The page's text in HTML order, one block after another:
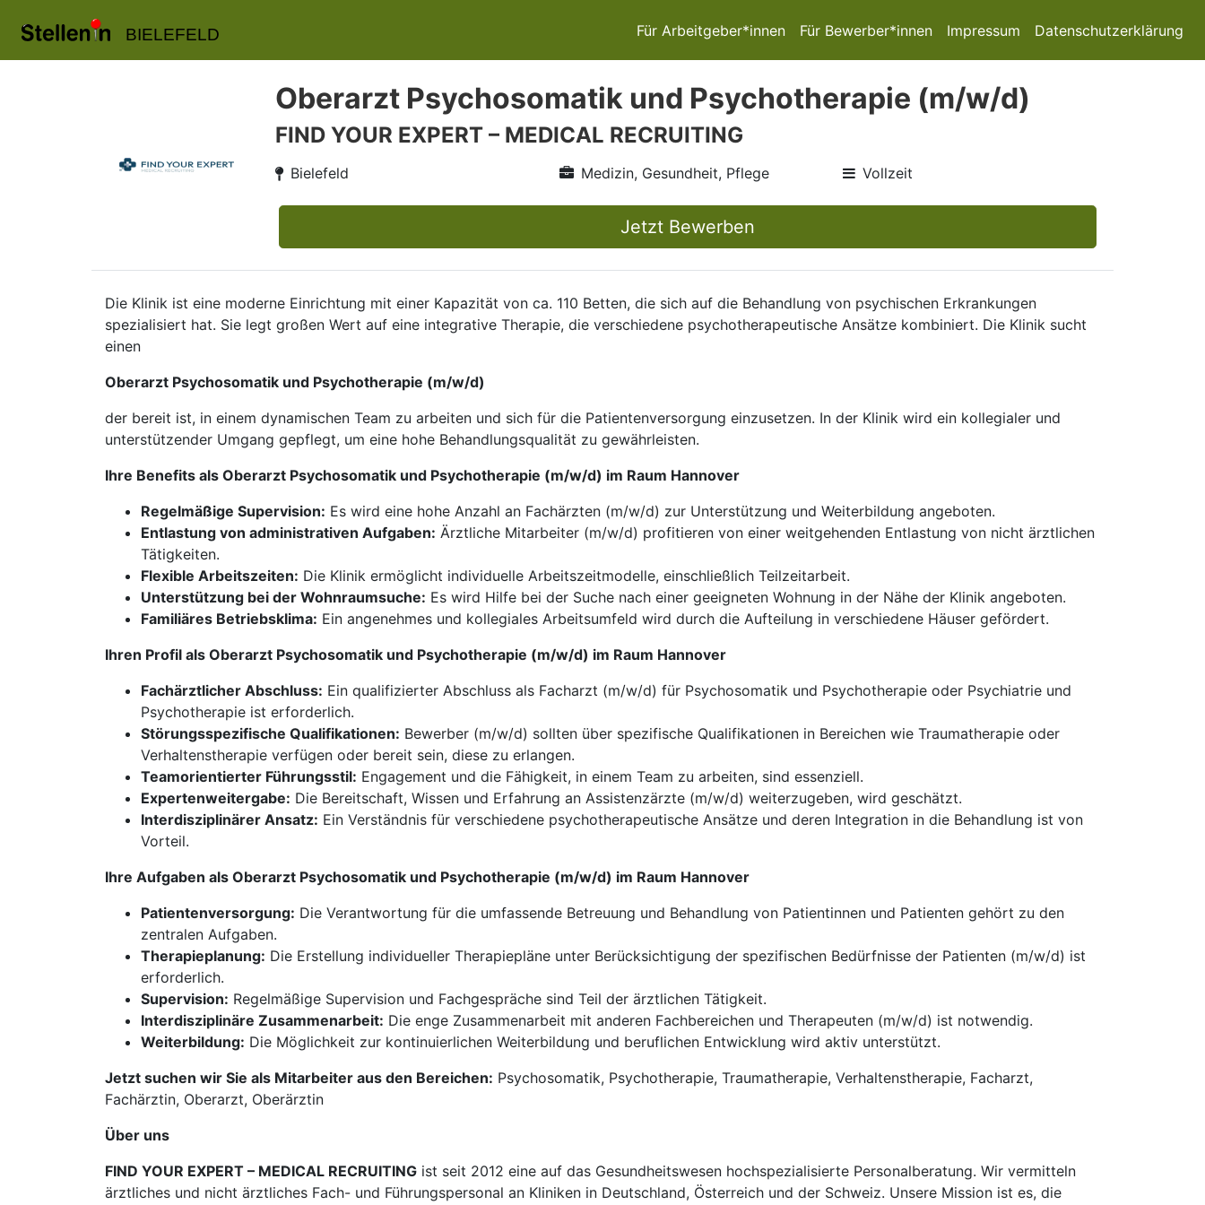
BIELEFELD Für Arbeitgeber*innen Für Bewerber*innen Impressum Datenschutzerklärung
Oberarzt Psychosomatik und Psychotherapie (m/w/d)
FIND YOUR EXPERT – MEDICAL RECRUITING
Bielefeld Medizin, Gesundheit, Pflege Vollzeit
Jetzt Bewerben
Die Klinik ist eine moderne Einrichtung mit einer Kapazität von ca. 110 Betten, die sich auf die Behandlung von psychischen Erkrankungen
spezialisiert hat. Sie legt großen Wert auf eine integrative Therapie, die verschiedene psychotherapeutische Ansätze kombiniert. Die Klinik sucht
einen
Oberarzt Psychosomatik und Psychotherapie (m/w/d)
der bereit ist, in einem dynamischen Team zu arbeiten und sich für die Patientenversorgung einzusetzen. In der Klinik wird ein kollegialer und
unterstützender Umgang gepflegt, um eine hohe Behandlungsqualität zu gewährleisten.
Ihre Benefits als Oberarzt Psychosomatik und Psychotherapie (m/w/d) im Raum Hannover
Regelmäßige Supervision: Es wird eine hohe Anzahl an Fachärzten (m/w/d) zur Unterstützung und Weiterbildung angeboten.
Entlastung von administrativen Aufgaben: Ärztliche Mitarbeiter (m/w/d) profitieren von einer weitgehenden Entlastung von nicht ärztlichen
Tätigkeiten.
Flexible Arbeitszeiten: Die Klinik ermöglicht individuelle Arbeitszeitmodelle, einschließlich Teilzeitarbeit.
Unterstützung bei der Wohnraumsuche: Es wird Hilfe bei der Suche nach einer geeigneten Wohnung in der Nähe der Klinik angeboten.
Familiäres Betriebsklima: Ein angenehmes und kollegiales Arbeitsumfeld wird durch die Aufteilung in verschiedene Häuser gefördert.
Ihren Profil als Oberarzt Psychosomatik und Psychotherapie (m/w/d) im Raum Hannover
Fachärztlicher Abschluss: Ein qualifizierter Abschluss als Facharzt (m/w/d) für Psychosomatik und Psychotherapie oder Psychiatrie und
Psychotherapie ist erforderlich.
Störungsspezifische Qualifikationen: Bewerber (m/w/d) sollten über spezifische Qualifikationen in Bereichen wie Traumatherapie oder
Verhaltenstherapie verfügen oder bereit sein, diese zu erlangen.
Teamorientierter Führungsstil: Engagement und die Fähigkeit, in einem Team zu arbeiten, sind essenziell.
Expertenweitergabe: Die Bereitschaft, Wissen und Erfahrung an Assistenzärzte (m/w/d) weiterzugeben, wird geschätzt.
Interdisziplinärer Ansatz: Ein Verständnis für verschiedene psychotherapeutische Ansätze und deren Integration in die Behandlung ist von
Vorteil.
Ihre Aufgaben als Oberarzt Psychosomatik und Psychotherapie (m/w/d) im Raum Hannover
Patientenversorgung: Die Verantwortung für die umfassende Betreuung und Behandlung von Patientinnen und Patienten gehört zu den
zentralen Aufgaben.
Therapieplanung: Die Erstellung individueller Therapiepläne unter Berücksichtigung der spezifischen Bedürfnisse der Patienten (m/w/d) ist
erforderlich.
Supervision: Regelmäßige Supervision und Fachgespräche sind Teil der ärztlichen Tätigkeit.
Interdisziplinäre Zusammenarbeit: Die enge Zusammenarbeit mit anderen Fachbereichen und Therapeuten (m/w/d) ist notwendig.
Weiterbildung: Die Möglichkeit zur kontinuierlichen Weiterbildung und beruflichen Entwicklung wird aktiv unterstützt.
Jetzt suchen wir Sie als Mitarbeiter aus den Bereichen: Psychosomatik, Psychotherapie, Traumatherapie, Verhaltenstherapie, Facharzt,
Fachärztin, Oberarzt, Oberärztin
Über uns
FIND YOUR EXPERT – MEDICAL RECRUITING ist seit 2012 eine auf das Gesundheitswesen hochspezialisierte Personalberatung. Wir vermitteln
ärztliches und nicht ärztliches Fach- und Führungspersonal an Kliniken in Deutschland, Österreich und der Schweiz. Unsere Mission ist es, die